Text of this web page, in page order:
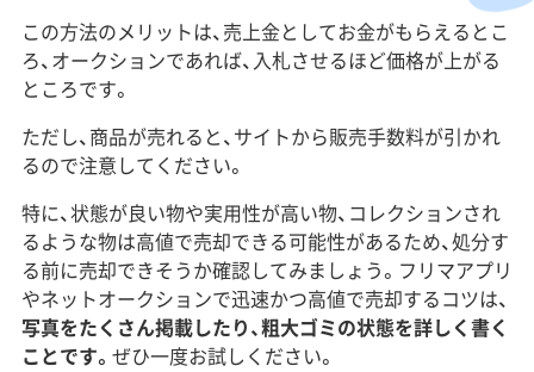
この方法のメリットは、売上金としてお金がもらえるとこ
ろ、オークションであれば、入札させるほど価格が上がる
ところです。
ただし、商品が売れると、サイトから販売手数料が引かれ
るので注意してください。
特に、状態が良い物や実用性が高い物、コレクションされ
るような物は高値で売却できる可能性があるため、処分す
る前に売却できそうか確認してみましょう。フリマアプリ
やネットオークションで迅速かつ高値で売却するコツは、
写真をたくさん掲載したり、粗大ゴミの状態を詳しく書く
ことです。 ぜひ一度お試しください。